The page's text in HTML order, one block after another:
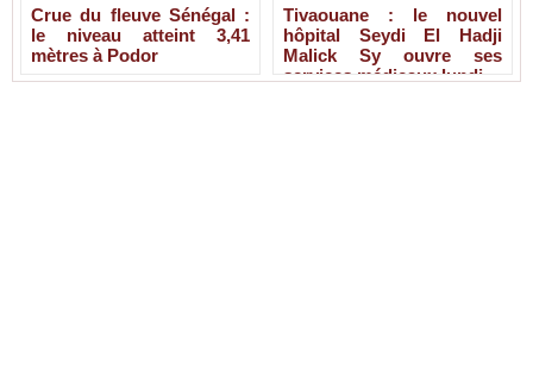
Crue du fleuve Sénégal :
le niveau atteint 3,41
mètres à Podor
Tivaouane : le nouvel
hôpital Seydi El Hadji
Malick Sy ouvre ses
services médicaux lundi